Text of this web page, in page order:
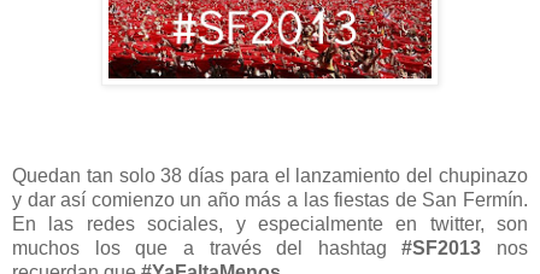
Quedan tan solo 38 días para el lanzamiento del chupinazo
y dar así comienzo un año más a las fiestas de San Fermín.
En las redes sociales, y especialmente en twitter, son
muchos los que a través del hashtag#SF2013 nos